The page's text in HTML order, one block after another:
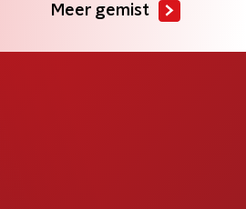
Meer gemist